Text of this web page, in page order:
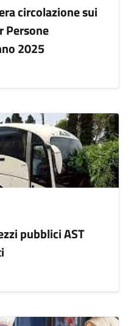
circolazione sui
Persone
2025
pubblici AST